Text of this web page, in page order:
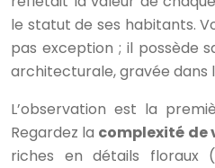
le statut de ses habitants.
pas exception ; il possède
architecturale, gravée dans
L’observation est la
Regardez la complexité de
riches en détails floraux